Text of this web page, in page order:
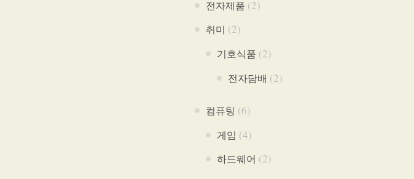
전자제품 (2)
취미 (2)
기호식품 (2)
전자담배 (2)
컴퓨팅 (6)
게임 (4)
하드웨어 (2)